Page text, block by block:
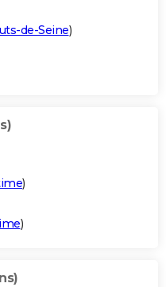
de-Seine)
)
)